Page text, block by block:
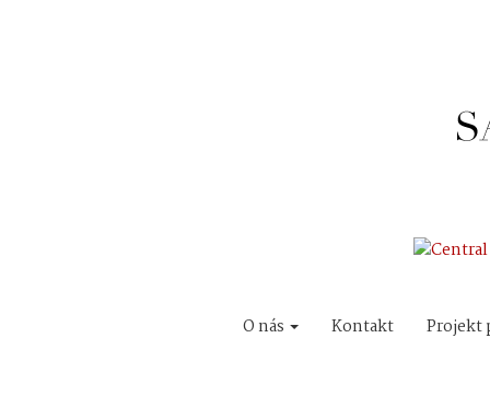
O nás Kontakt Projekt